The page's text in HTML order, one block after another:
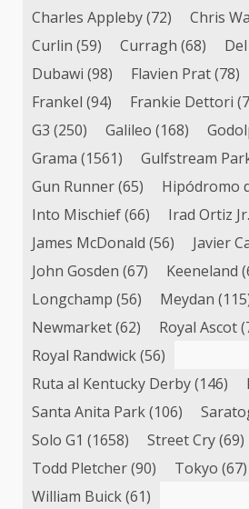
Charles Appleby(72) Chris
Curlin (59) Curragh (68)
Dubawi (98) Flavien Prat(78)
Frankel (94) Frankie Dettori
G3 (250) Galileo (168)
Grama (1561) Gulfstream
Gun Runner(65) Hipódromo
Into Mischief(66) Irad Ortiz Jr.
James McDonald (56) Javier
John Gosden (67) Keeneland
Longchamp (56) Meydan
Newmarket(62) Royal Ascot
Royal Randwick(56)
Ruta al Kentucky Derby(146)
Santa Anita Park(106)
Solo G1 (1658) Street Cry(69)
Todd Pletcher(90) Tokyo (67)
William Buick(61)